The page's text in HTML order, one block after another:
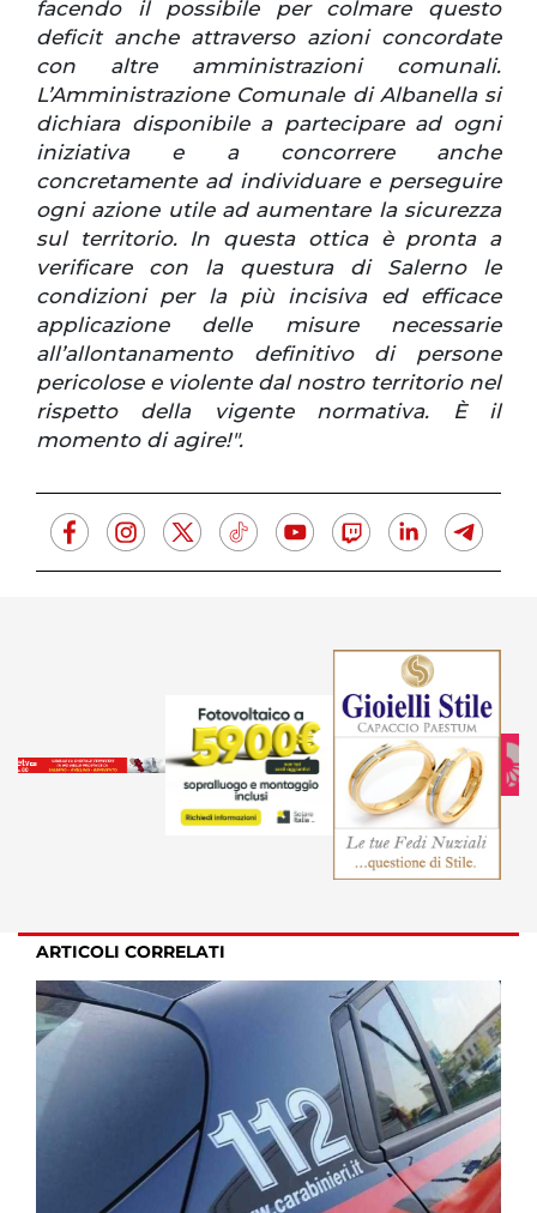
facendo il possibile per colmare questo
deficit anche attraverso azioni concordate
con altre amministrazioni comunali.
L’Amministrazione Comunale di Albanella si
dichiara disponibile a partecipare ad ogni
iniziativa e a concorrere anche
concretamente ad individuare e perseguire
ogni azione utile ad aumentare la sicurezza
sul territorio. In questa ottica è pronta a
verificare con la questura di Salerno le
condizioni per la più incisiva ed efficace
applicazione delle misure necessarie
all’allontanamento definitivo di persone
pericolose e violente dal nostro territorio nel
rispetto della vigente normativa. È il
momento di agire!".
ARTICOLI CORRELATI